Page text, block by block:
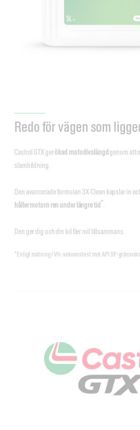
Redo för vägen som
Castrol GTX gerökad motorlivslängd genom att
slambildning.
Den avancerade formulan 3X-Clean kapslar in
håller motorn ren under längre tid *
Den ger dig och din bil fler mil tillsammans.
*Enligt mätning i VH-sekvenstest mot API SP-